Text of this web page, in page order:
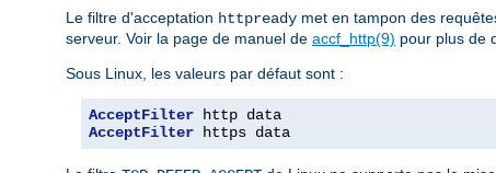
Le filtre d'acceptation httpready met en tampon des
serveur. Voir la page de manuel de accf_http(9) pour plus de
Sous Linux, les valeurs par défaut sont :
AcceptFilter
AcceptFilter https data